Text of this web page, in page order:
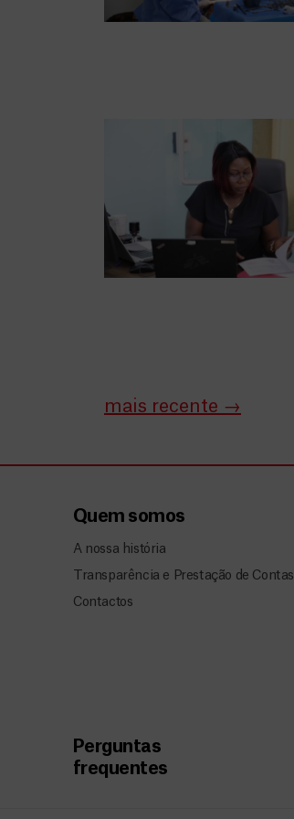
mais recente →
Quem somos
A nossa história
Transparência e Prestação de Contas
Contactos
Perguntas
frequentes